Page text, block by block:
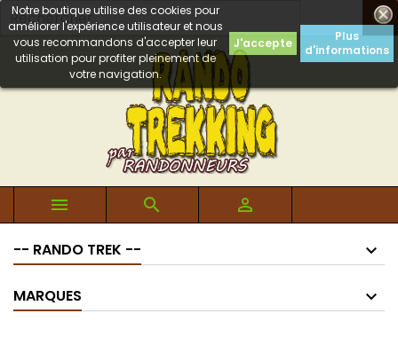

Notre boutique utilise des cookies pour
améliorer l'expérience utilisateur et nous
vous recommandons d'accepter leur
utilisation pour profiter pleinement de
votre navigation.
J'accepte
Plus
d'informations
  
-- RANDO TREK --
MARQUES